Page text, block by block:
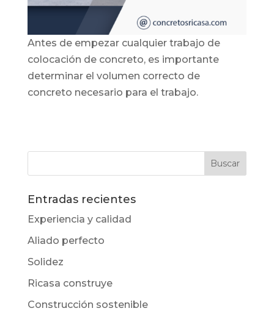
Antes de empezar cualquier trabajo de
colocación de concreto, es importante
determinar el volumen correcto de
concreto necesario para el trabajo.
Entradas recientes
Experiencia y calidad
Aliado perfecto
Solidez
Ricasa construye
Construcción sostenible